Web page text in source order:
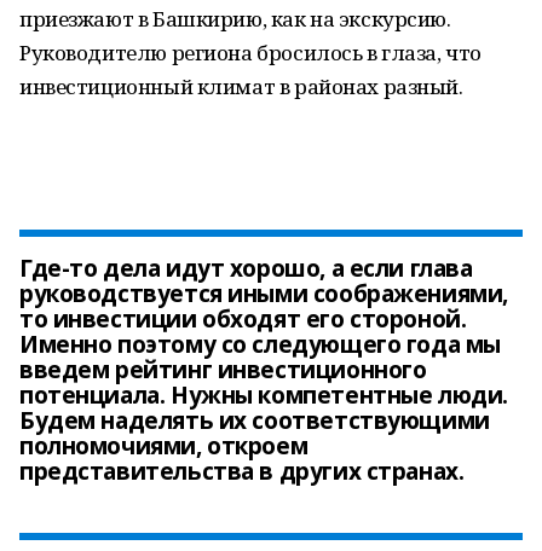
приезжают в Башкирию, как на экскурсию.
Руководителю региона бросилось в глаза, что
инвестиционный климат в районах разный.
Где-то дела идут хорошо, а если глава
руководствуется иными соображениями,
то инвестиции обходят его стороной.
Именно поэтому со следующего года мы
введем рейтинг инвестиционного
потенциала. Нужны компетентные люди.
Будем наделять их соответствующими
полномочиями, откроем
представительства в других странах.